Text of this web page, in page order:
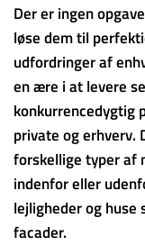
Der er ingen
løse dem til
udfordringer af
en ære i at levere
konkurrencedygtig
private og erhverv.
forskellige typer af
indenfor eller
lejligheder og
facader.